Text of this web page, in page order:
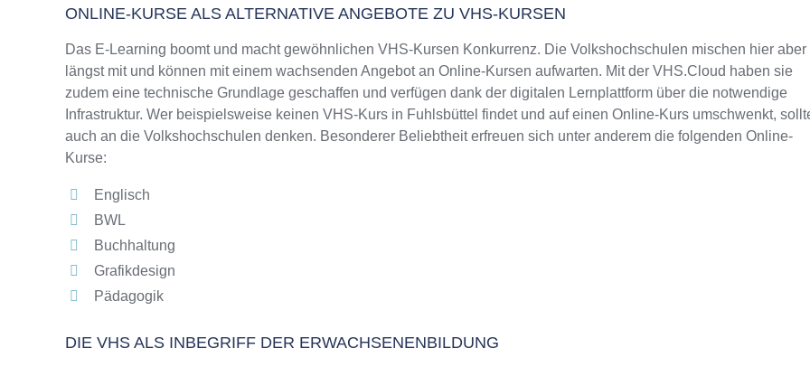
ONLINE-KURSE ALS ALTERNATIVE ANGEBOTE ZU VHS-KURSEN
Das E-Learning boomt und macht gewöhnlichen VHS-Kursen Konkurrenz. Die Volkshochschulen mischen hier aber
längst mit und können mit einem wachsenden Angebot an Online-Kursen aufwarten. Mit der VHS.Cloud haben sie
zudem eine technische Grundlage geschaffen und verfügen dank der digitalen Lernplattform über die notwendige
Infrastruktur. Wer beispielsweise keinen VHS-Kurs in Fuhlsbüttel findet und auf einen Online-Kurs umschwenkt,
auch an die Volkshochschulen denken. Besonderer Beliebtheit erfreuen sich unter anderem die folgenden Online-
Kurse:
Englisch
BWL
Buchhaltung
Grafikdesign
Pädagogik
DIE VHS ALS INBEGRIFF DER ERWACHSENENBILDUNG